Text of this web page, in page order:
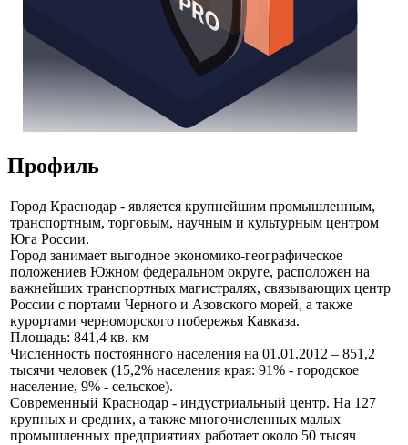
Профиль
Город Краснодар - является крупнейшим промышленным,
транспортным, торговым, научным и культурным центром
Юга России.
Город занимает выгодное экономико-географическое
положениев Южном федеральном округе, расположен на
важнейших транспортных магистралях, связывающих центр
России с портами Черного и Азовского морей, а также
курортами черноморского побережья Кавказа.
Площадь: 841,4 кв. км
Численность постоянного населения на 01.01.2012 – 851,2
тысячи человек (15,2% населения края: 91% - городское
население, 9% - сельское).
Современный Краснодар - индустриальный центр. На 127
крупных и средних, а также многочисленных малых
промышленных предприятиях работает около 50 тысяч